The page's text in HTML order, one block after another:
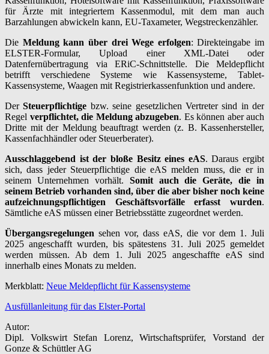
für Ärzte mit integriertem Kassenmodul, mit dem man auch
Barzahlungen abwickeln kann, EU-Taxameter, Wegstreckenzähler.
Die Meldung kann über drei Wege erfolgen: Direkteingabe im
ELSTER-Formular, Upload einer XML-Datei oder
Datenfernübertragung via ERiC-Schnittstelle. Die Meldepflicht
betrifft verschiedene Systeme wie Kassensysteme, Tablet-
Kassensysteme, Waagen mit Registrierkassenfunktion und andere.
DerSteuerpflichtige bzw. seine gesetzlichen Vertreter sind in der
Regel verpflichtet, die Meldung abzugeben. Es können aber auch
Dritte mit der Meldung beauftragt werden (z. B. Kassenhersteller,
Kassenfachhändler oder Steuerberater).
Ausschlaggebend ist der bloße Besitz eines eAS. Daraus ergibt
sich, dass jeder Steuerpflichtige die eAS melden muss, die er in
seinem Unternehmen vorhält. Somit auch die Geräte, die in
seinem Betrieb vorhanden sind, über die aber bisher noch keine
aufzeichnungspflichtigen Geschäftsvorfälle erfasst wurden.
Sämtliche eAS müssen einer Betriebsstätte zugeordnet werden.
Übergangsregelungen sehen vor, dass eAS, die vor dem 1. Juli
2025 angeschafft wurden, bis spätestens 31. Juli 2025 gemeldet
werden müssen. Ab dem 1. Juli 2025 angeschaffte eAS sind
innerhalb eines Monats zu melden.
Merkblatt: Neue Meldepflicht für Kassensysteme
Ausfüllanleitung für das Elster-Portal
Autor:
Dipl. Volkswirt Stefan Lorenz, Wirtschaftsprüfer, Vorstand der
Gonze & Schüttler AG